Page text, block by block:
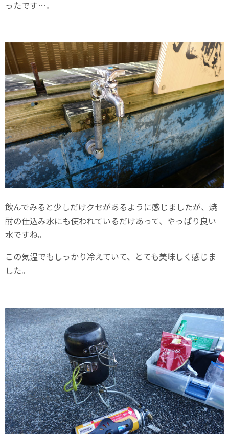
ったです…。
飲んでみると少しだけクセがあるように感じましたが、焼
酎の仕込み水にも使われているだけあって、やっぱり良い
水ですね。
この気温でもしっかり冷えていて、とても美味しく感じま
した。